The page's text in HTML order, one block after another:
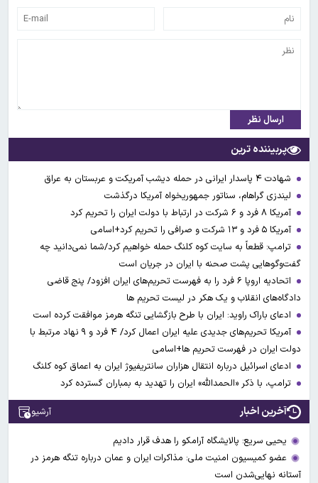
ارسال نظر
پربیننده ترین
شهادت ۴ پاسدار ایرانی در حمله دیشب آمریکت و عربستان به عراق
لیندزی گراهام، سناتور جمهوریخواه آمریکا درگذشت
آمریکا ۸ فرد و ۶ شرکت در ارتباط با دولت ایران را تحریم کرد
آمریکا ۵ فرد و ۱۳ شرکت و صرافی را تحریم کرد+اسامی
ترامپ: قطعاً به سایت کوه کلنگ حمله خواهیم کرد/شما نمی‌دانید چه
گفت‌وگوهایی پشت صحنه با ایران در جریان است
اتحادیه اروپا ۶ فرد را به فهرست تحریم‌های ایران افزود/ پنج قاضی
دادگاه‌های انقلاب و یک هکر در لیست تحریم ها
ادعای باراک راوید: ایران با طرح بازگشایی تنگه هرمز موافقت کرده است
آمریکا تحریم‌های جدیدی علیه ایران اعمال کرد/ ۴ فرد و ۹ نهاد مرتبط با
دولت ایران در فهرست تحریم ها+اسامی
ادعای اسرائیل درباره انتقال هزاران سانتریفیوژ ایران به اعماق کوه کلنگ
ترامپ، با ذکر «الحمدالله» ایران را تهدید به بمباران گسترده کرد
آخرین اخبار آرشیو
یحیی سریع: پالایشگاه آرامکو را هدف قرار دادیم
عضو کمیسیون امنیت ملی: مذاکرات ایران و عمان درباره تنگه هرمز در
آستانه نهایی‌شدن است